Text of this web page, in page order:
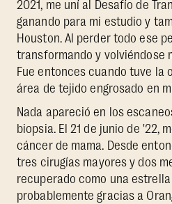
2021, me uní al Desafío de
ganando para mi estudio y
Houston. Al perder todo ese
transformando y volviéndose
Fue entonces cuando tuve la
área de tejido engrosado en
Nada apareció en los
biopsia. El 21 de junio de '22,
cáncer de mama. Desde
tres cirugías mayores y dos
recuperado como una
probablemente gracias a